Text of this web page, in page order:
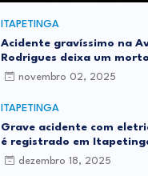
ITAPETINGA
Acidente gravíssimo na
Rodrigues deixa um morto
novembro 02, 2025
ITAPETINGA
Grave acidente com
é registrado em
dezembro 18, 2025